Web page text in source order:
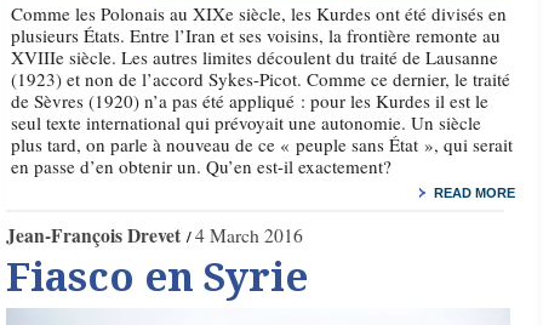
Comme les Polonais au XIXe siècle, les Kurdes ont été divisés en
plusieurs États. Entre l’Iran et ses voisins, la frontière remonte au
XVIIIe siècle. Les autres limites découlent du traité de Lausanne
(1923) et non de l’accord Sykes-Picot. Comme ce dernier, le traité
de Sèvres (1920) n’a pas été appliqué : pour les Kurdes il est le
seul texte international qui prévoyait une autonomie. Un siècle
plus tard, on parle à nouveau de ce « peuple sans État », qui serait
en passe d’en obtenir un. Qu’en est-il exactement?
READ MORE
Jean-François Drevet 4 March 2016
Fiasco en Syrie